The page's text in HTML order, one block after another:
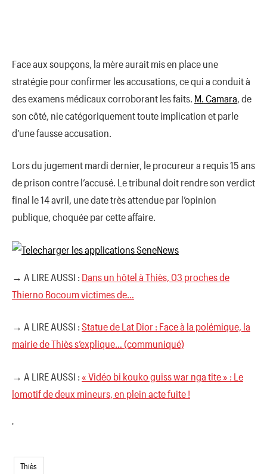
Face aux soupçons, la mère aurait mis en place une
stratégie pour confirmer les accusations, ce qui a conduit à
des examens médicaux corroborant les faits. M. Camara , de
son côté, nie catégoriquement toute implication et parle
d’une fausse accusation.
Lors du jugement mardi dernier, le procureur a requis 15 ans
de prison contre l’accusé. Le tribunal doit rendre son verdict
final le 14 avril, une date très attendue par l’opinion
publique, choquée par cette affaire.
→ A LIRE AUSSI : Dans un hôtel à Thiès, 03 proches de
Thierno Bocoum victimes de…
→ A LIRE AUSSI : Statue de Lat Dior : Face à la polémique, la
mairie de Thiès s’explique… (communiqué)
→ A LIRE AUSSI : « Vidéo bi kouko guiss war nga tite » : Le
lomotif de deux mineurs, en plein acte fuite !
'
Thiès